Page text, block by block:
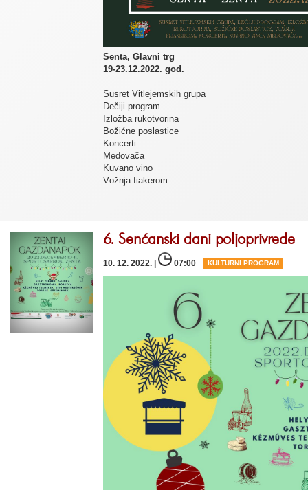
Senta, Glavni trg
19-23.12.2022. god.
Susret Vitlejemskih grupa
Dečiji program
Izložba rukotvorina
Božićne poslastice
Koncerti
Medovača
Kuvano vino
Vоžnja fiakerom...
6. Senćanski dani poljoprivrede
10. 12. 2022. | 07:00 KULTURNI PROGRAM